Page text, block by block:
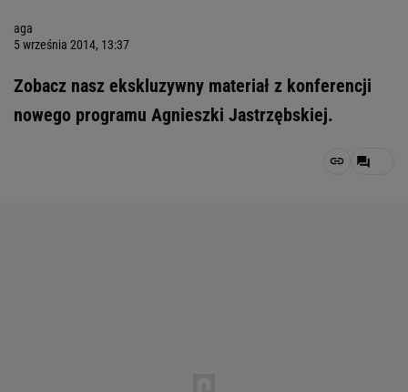
aga
5 września 2014, 13:37
Zobacz nasz ekskluzywny materiał z konferencji
nowego programu Agnieszki Jastrzębskiej.